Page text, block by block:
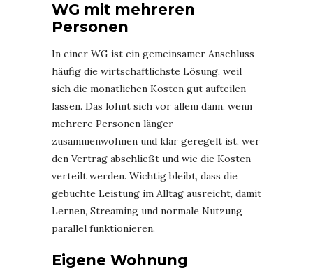
WG mit mehreren
Personen
In einer WG ist ein gemeinsamer Anschluss
häufig die wirtschaftlichste Lösung, weil
sich die monatlichen Kosten gut aufteilen
lassen. Das lohnt sich vor allem dann, wenn
mehrere Personen länger
zusammenwohnen und klar geregelt ist, wer
den Vertrag abschließt und wie die Kosten
verteilt werden. Wichtig bleibt, dass die
gebuchte Leistung im Alltag ausreicht, damit
Lernen, Streaming und normale Nutzung
parallel funktionieren.
Eigene Wohnung